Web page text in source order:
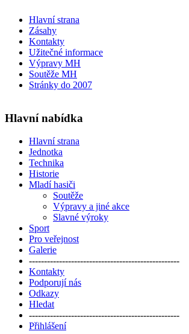
Hlavní strana
Zásahy
Kontakty
Užitečné informace
Výpravy MH
Soutěže MH
Stránky do 2007
Hlavní nabídka
Hlavní strana
Jednotka
Technika
Historie
Mladí hasiči
Soutěže
Výpravy a jiné akce
Slavné výroky
Sport
Pro veřejnost
Galerie
--------------------------------------------------
Kontakty
Podporují nás
Odkazy
Hledat
--------------------------------------------------
Přihlášení